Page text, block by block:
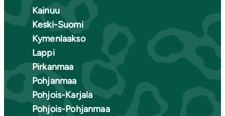
Kainuu
Keski-Suomi
Kymenlaakso
Lappi
Pirkanmaa
Pohjanmaa
Pohjois-Karjala
Pohjois-Pohjanmaa